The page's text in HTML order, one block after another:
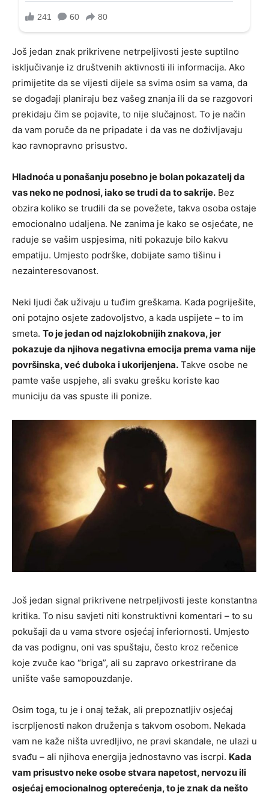
Još jedan znak prikrivene netrpeljivosti jeste suptilno
isključivanje iz društvenih aktivnosti ili informacija. Ako
primijetite da se vijesti dijele sa svima osim sa vama, da
se događaji planiraju bez vašeg znanja ili da se razgovori
prekidaju čim se pojavite, to nije slučajnost. To je način
da vam poruče da ne pripadate i da vas ne doživljavaju
kao ravnopravno prisustvo.
Hladnoća u ponašanju posebno je bolan pokazatelj da
vas neko ne podnosi, iako se trudi da to sakrije. Bez
obzira koliko se trudili da se povežete, takva osoba ostaje
emocionalno udaljena. Ne zanima je kako se osjećate, ne
raduje se vašim uspjesima, niti pokazuje bilo kakvu
empatiju. Umjesto podrške, dobijate samo tišinu i
nezainteresovanost.
Neki ljudi čak uživaju u tuđim greškama. Kada pogriješite,
oni potajno osjete zadovoljstvo, a kada uspijete – to im
smeta. To je jedan od najzlokobnijih znakova, jer
pokazuje da njihova negativna emocija prema vama nije
površinska, već duboka i ukorijenjena. Takve osobe ne
pamte vaše uspjehe, ali svaku grešku koriste kao
municiju da vas spuste ili ponize.
Još jedan signal prikrivene netrpeljivosti jeste konstantna
kritika. To nisu savjeti niti konstruktivni komentari – to su
pokušaji da u vama stvore osjećaj inferiornosti. Umjesto
da vas podignu, oni vas spuštaju, često kroz rečenice
koje zvuče kao “briga”, ali su zapravo orkestrirane da
unište vaše samopouzdanje.
Osim toga, tu je i onaj težak, ali prepoznatljiv osjećaj
iscrpljenosti nakon druženja s takvom osobom. Nekada
vam ne kaže ništa uvredljivo, ne pravi skandale, ne ulazi u
svađu – ali njihova energija jednostavno vas iscrpi. Kada
vam prisustvo neke osobe stvara napetost, nervozu ili
osjećaj emocionalnog opterećenja, to je znak da nešto